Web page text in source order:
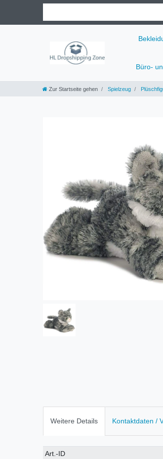
Büro-
Zur Startseite gehen Spielzeug
Weitere Details Kontaktdaten /
Technisches
Wert
Art.-ID